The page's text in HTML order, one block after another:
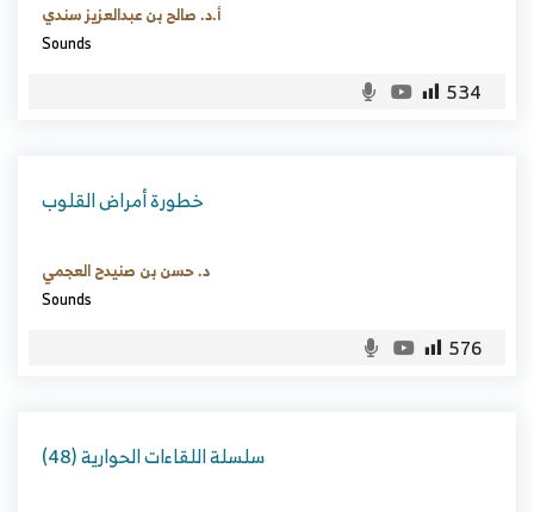
أ.د. صالح بن عبدالعزيز سندي
Sounds
534
خطورة أمراض القلوب
د. حسن بن صنيدح العجمي
Sounds
576
سلسلة اللقاءات الحوارية (48)